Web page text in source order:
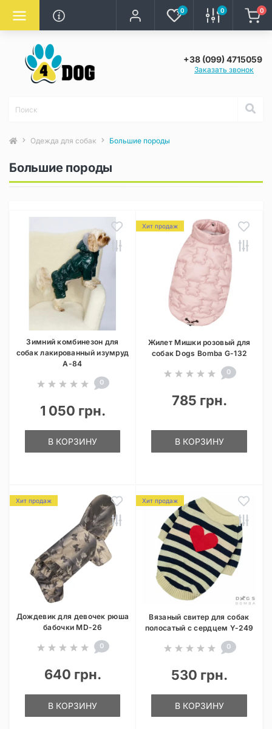
0 0 0
+38 (099) 4715059
Заказать звонок
Одежда для собак Большие породы
Большие породы
Зимний комбинезон для
собак лакированный изумруд
A-84
0
1 050 грн.
В КОРЗИНУ
Хит продаж
Жилет Мишки розовый для
собак Dogs Bomba G-132
0
785 грн.
В КОРЗИНУ
Хит продаж
Дождевик для девочек рюша
бабочки MD-26
0
640 грн.
В КОРЗИНУ
Хит продаж
Вязаный свитер для собак
полосатый с сердцем Y-249
0
530 грн.
В КОРЗИНУ